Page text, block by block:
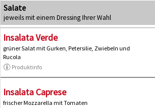
Salate
jeweils mit einem Dressing Ihrer Wahl
Insalata Verde
grüner Salat mit Gurken, Petersilie, Zwiebeln und
Rucola
Produktinfo
Insalata Caprese
frischer Mozzarella mit Tomaten